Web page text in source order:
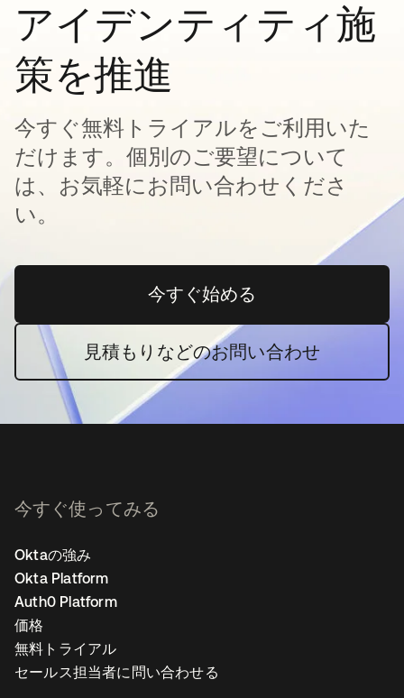
アイデンティティ施
策を推進
今すぐ無料トライアルをご利用いた
だけます。個別のご要望について
は、お気軽にお問い合わせくださ
い。
今すぐ始める新しいタブで開く
見積もりなどのお問い合わせ
今すぐ使ってみる
Oktaの強み
Okta Platform
Auth0 Platform
価格
無料トライアル
セールス担当者に問い合わせる